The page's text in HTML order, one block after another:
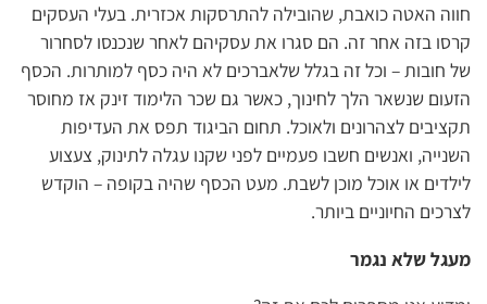
חווה האטה כואבת, שהובילה להתרסקות אכזרית. בעלי העסקים
קרסו בזה אחר זה. הם סגרו את עסקיהם לאחר שנכנסו לסחרור
של חובות – וכל זה בגלל שלאברכים לא היה כסף למותרות. הכסף
הזעום שנשאר הלך לחינוך, כאשר גם שכר הלימוד זינק אז מחוסר
תקציבים לצהרונים ולאוכל. תחום הביגוד תפס את העדיפות
השנייה, ואנשים חשבו פעמיים לפני שקנו עגלה לתינוק, צעצוע
לילדים או אוכל מוכן לשבת. מעט הכסף שהיה בקופה – הוקדש
לצרכים החיוניים ביותר.
מעגל שלא נגמר